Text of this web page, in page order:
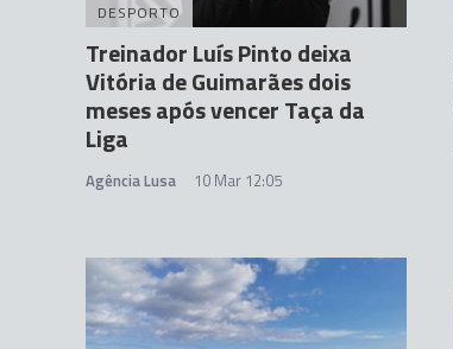
DESPORTO
Treinador Luís Pinto deixa
Vitória de Guimarães dois
meses após vencer Taça da
Liga
Agência Lusa 10 Mar 12:05